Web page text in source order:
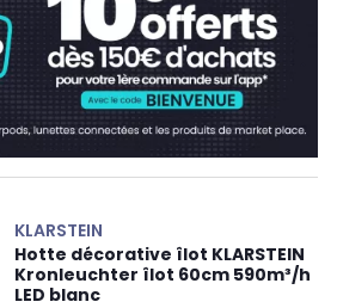
KLARSTEIN
Hotte décorative îlot KLARSTEIN
Kronleuchter îlot 60cm 590m³/h
LED blanc